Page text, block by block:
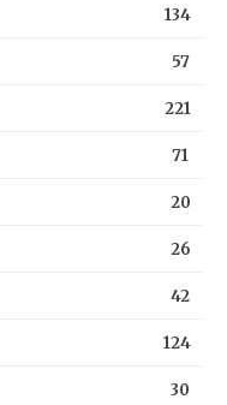
134
57
221
71
20
26
42
124
30